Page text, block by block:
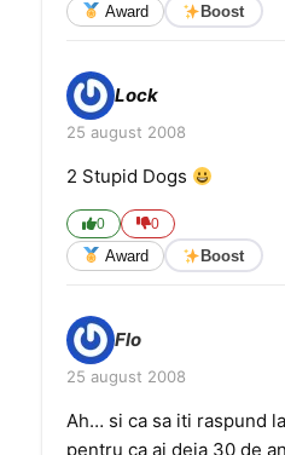
Award Boost
Lock
25 august 2008
2 Stupid Dogs
0 0
Award Boost
Flo
25 august 2008
Ah… si ca sa iti raspund
pentru ca ai deja 30 de